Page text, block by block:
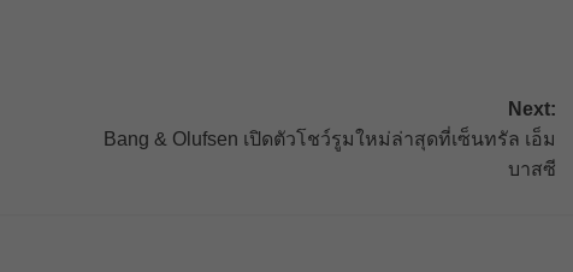
Next:
Bang & Olufsen เปิดตัวโชว์รูมใหม่ล่าสุดที่เซ็นทรัล เอ็ม
บาสซี